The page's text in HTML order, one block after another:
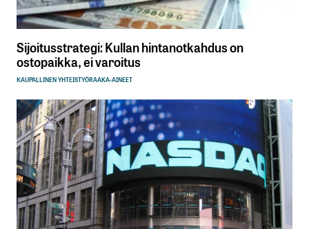
Sijoitusstrategi: Kullan hintanotkahdus on
ostopaikka, ei varoitus
KAUPALLINEN YHTEISTYÖRAAKA-AINEET